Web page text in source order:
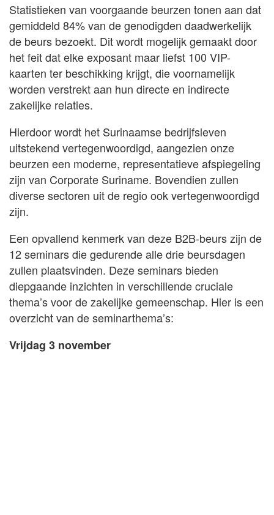
Statistieken van voorgaande beurzen tonen aan dat
gemiddeld 84% van de genodigden daadwerkelijk
de beurs bezoekt. Dit wordt mogelijk gemaakt door
het feit dat elke exposant maar liefst 100 VIP-
kaarten ter beschikking krijgt, die voornamelijk
worden verstrekt aan hun directe en indirecte
zakelijke relaties.
Hierdoor wordt het Surinaamse bedrijfsleven
uitstekend vertegenwoordigd, aangezien onze
beurzen een moderne, representatieve afspiegeling
zijn van Corporate Suriname. Bovendien zullen
diverse sectoren uit de regio ook vertegenwoordigd
zijn.
Een opvallend kenmerk van deze B2B-beurs zijn de
12 seminars die gedurende alle drie beursdagen
zullen plaatsvinden. Deze seminars bieden
diepgaande inzichten in verschillende cruciale
thema’s voor de zakelijke gemeenschap. Hier is een
overzicht van de seminarthema’s:
Vrijdag 3 november